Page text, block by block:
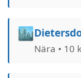
🏙️
Nära • 10